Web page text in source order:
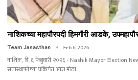
नाशिकच्या महापौरपदी हिमगौरी आडके,
Team Janasthan Feb 6, 2026
नाशिक, दि. ६ फेब्रुवारी २०२६ - Nashik Mayor Election
सत्तास्थापनेच्या प्रक्रियेत आज मोठा…